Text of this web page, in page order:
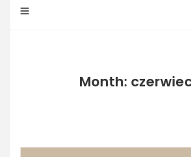
Month: